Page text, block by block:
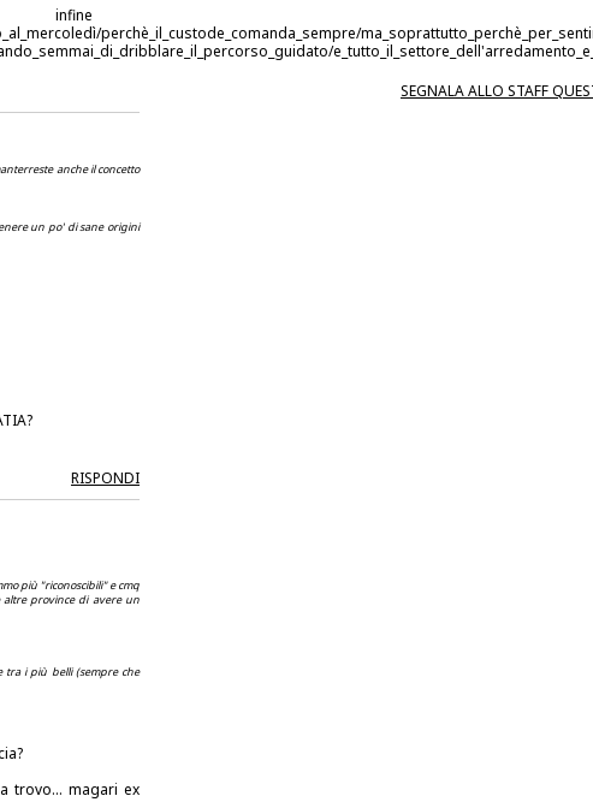
il
perchè_il_custode_comanda_sempre/
SEGNALA ALLO STAFF
anche il concetto
un po' di sane origini
RISPONDI
più "riconoscibili" e cmq
altre province di avere un
tra i più belli (sempre che
trovo... magari ex